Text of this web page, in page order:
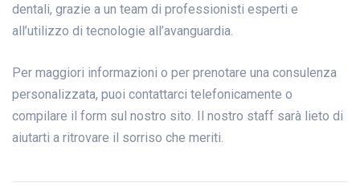
dentali, grazie a un team di professionisti esperti e
all’utilizzo di tecnologie all’avanguardia.
Per maggiori informazioni o per prenotare una consulenza
personalizzata, puoi contattarci telefonicamente o
compilare il form sul nostro sito. Il nostro staff sarà lieto di
aiutarti a ritrovare il sorriso che meriti.